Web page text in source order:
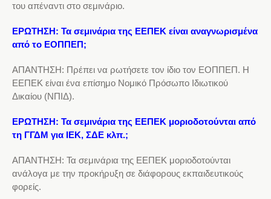
του απέναντι στο σεμινάριο.
ΕΡΩΤΗΣΗ: Τα σεμινάρια της ΕΕΠΕΚ είναι αναγνωρισμένα
από το ΕΟΠΠΕΠ;
ΑΠΑΝΤΗΣΗ: Πρέπει να ρωτήσετε τον ίδιο τον ΕΟΠΠΕΠ. Η
ΕΕΠΕΚ είναι ένα επίσημο Νομικό Πρόσωπο Ιδιωτικού
Δικαίου (ΝΠΙΔ).
ΕΡΩΤΗΣΗ: Τα σεμινάρια της ΕΕΠΕΚ μοριοδοτούνται από
τη ΓΓΔΜ για ΙΕΚ, ΣΔΕ κλπ.;
ΑΠΑΝΤΗΣΗ: Τα σεμινάρια της ΕΕΠΕΚ μοριοδοτούνται
ανάλογα με την προκήρυξη σε διάφορους εκπαιδευτικούς
φορείς.